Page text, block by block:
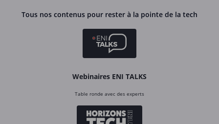
Tous nos contenus pour rester à la pointe de la tech
Webinaires ENI TALKS
Table ronde avec des experts